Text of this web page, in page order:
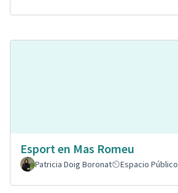
Esport en Mas Romeu
Patricia Doig Boronat
Espacio Público